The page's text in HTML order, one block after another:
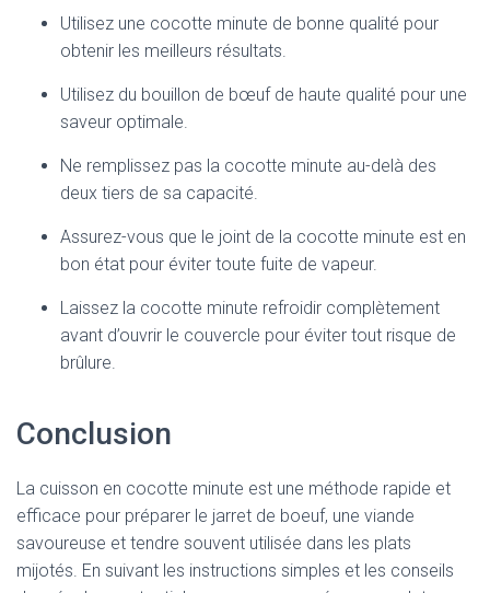
Utilisez une cocotte minute de bonne qualité pour
obtenir les meilleurs résultats.
Utilisez du bouillon de bœuf de haute qualité pour une
saveur optimale.
Ne remplissez pas la cocotte minute au-delà des
deux tiers de sa capacité.
Assurez-vous que le joint de la cocotte minute est en
bon état pour éviter toute fuite de vapeur.
Laissez la cocotte minute refroidir complètement
avant d’ouvrir le couvercle pour éviter tout risque de
brûlure.
Conclusion
La cuisson en cocotte minute est une méthode rapide et
efficace pour préparer le jarret de boeuf, une viande
savoureuse et tendre souvent utilisée dans les plats
mijotés. En suivant les instructions simples et les conseils